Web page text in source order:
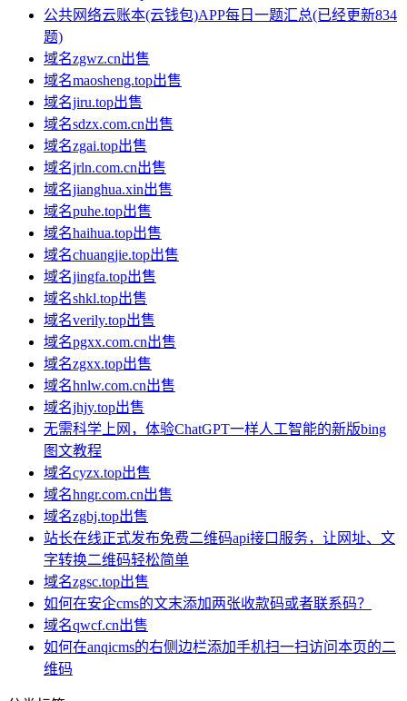
公共网络云账本(云钱包)APP每日一题汇总(已经更新834
题)
域名zgwz.cn出售
域名maosheng.top出售
域名jiru.top出售
域名sdzx.com.cn出售
域名zgai.top出售
域名jrln.com.cn出售
域名jianghua.xin出售
域名puhe.top出售
域名haihua.top出售
域名chuangjie.top出售
域名jingfa.top出售
域名shkl.top出售
域名verily.top出售
域名pgxx.com.cn出售
域名zgxx.top出售
域名hnlw.com.cn出售
域名jhjy.top出售
无需科学上网，体验ChatGPT一样人工智能的新版bing
图文教程
域名cyzx.top出售
域名hngr.com.cn出售
域名zgbj.top出售
站长在线正式发布免费二维码api接口服务，让网址、文
字转换二维码轻松简单
域名zgsc.top出售
如何在安企cms的文末添加两张收款码或者联系码？
域名qwcf.cn出售
如何在anqicms的右侧边栏添加手机扫一扫访问本页的二
维码